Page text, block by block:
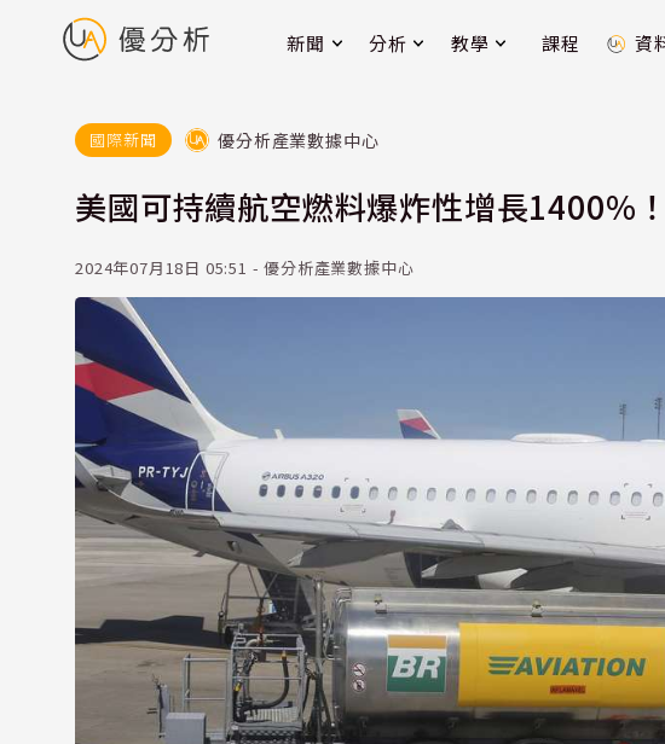
新聞 分析 教學 課程 資
國際新聞 優分析產業數據中心
美國可持續航空燃料爆炸性增長1400%
2024年07月18日 05:51 - 優分析產業數據中心